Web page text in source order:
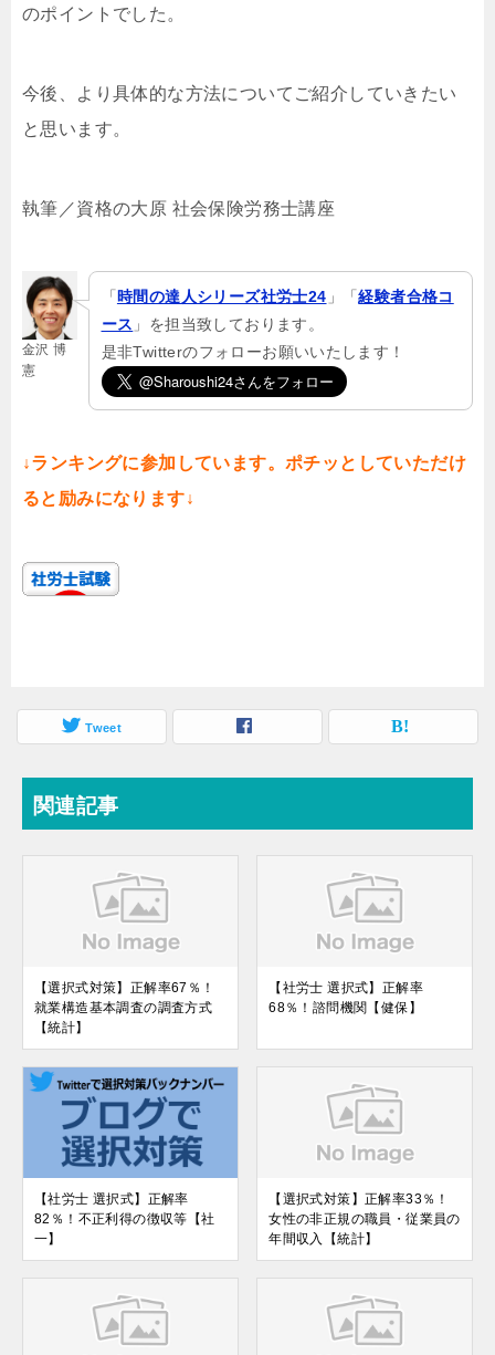
のポイントでした。
今後、より具体的な方法についてご紹介していきたい
と思います。
執筆／資格の大原 社会保険労務士講座
金沢 博
憲
「 時間の達人シリーズ社労士24 」「経験者合格コ
ース 」を担当致しております。
是非Twitterのフォローお願いいたします！
↓ランキングに参加しています。ポチッとしていただけ
ると励みになります↓
Tweet
関連記事
【選択式対策】正解率67％！
就業構造基本調査の調査方式
【統計】
【社労士 選択式】正解率
68％！諮問機関【健保】
【社労士 選択式】正解率
82％！不正利得の徴収等【社
一】
【選択式対策】正解率33％！
女性の非正規の職員・従業員の
年間収入【統計】